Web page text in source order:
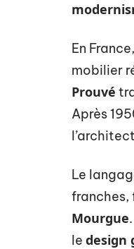
En France,
mobilier
Prouvé
Après
Le
franches,
Mourgue
le design